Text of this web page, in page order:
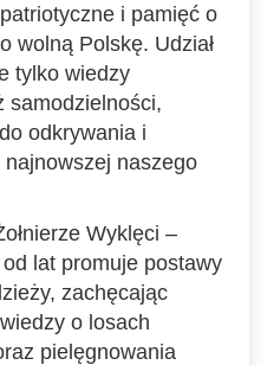
i pamięć o
wolną Polskę. Udział
tylko wiedzy
samodzielności,
odkrywania i
naszego
Wyklęci –
od lat promuje postawy
zachęcając
o losach
pielęgnowania